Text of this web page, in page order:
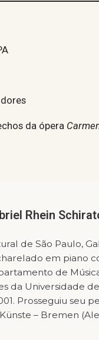
da ópera
Rhein
de São Paulo,
em piano
de
da Universidade
Prosseguiu seu
– Bremen